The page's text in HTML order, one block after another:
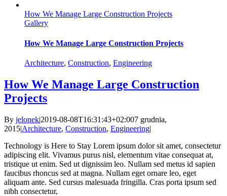
How We Manage Large Construction Projects
Gallery
How We Manage Large Construction Projects
Architecture, Construction, Engineering
How We Manage Large Construction
Projects
By jelonek|2019-08-08T16:31:43+02:007 grudnia,
2015|Architecture, Construction, Engineering|
Technology is Here to Stay Lorem ipsum dolor sit amet, consectetur
adipiscing elit. Vivamus purus nisl, elementum vitae consequat at,
tristique ut enim. Sed ut dignissim leo. Nullam sed metus id sapien
faucibus rhoncus sed at magna. Nullam eget ornare leo, eget
aliquam ante. Sed cursus malesuada fringilla. Cras porta ipsum sed
nibh consectetur,